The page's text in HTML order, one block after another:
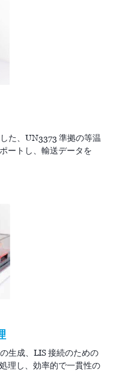
た、UN3373 準拠の等温
ートし、輸送データを
生成、LIS 接続のための
理し、効率的で一貫性の